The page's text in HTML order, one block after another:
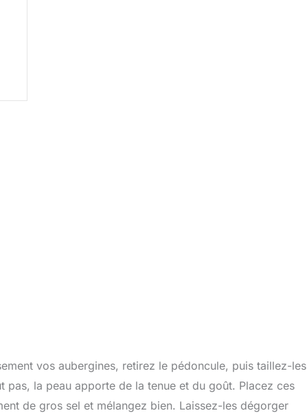
vos aubergines, retirez le pédoncule, puis taillez-les
pas, la peau apporte de la tenue et du goût. Placez ces
de gros sel et mélangez bien. Laissez-les dégorger